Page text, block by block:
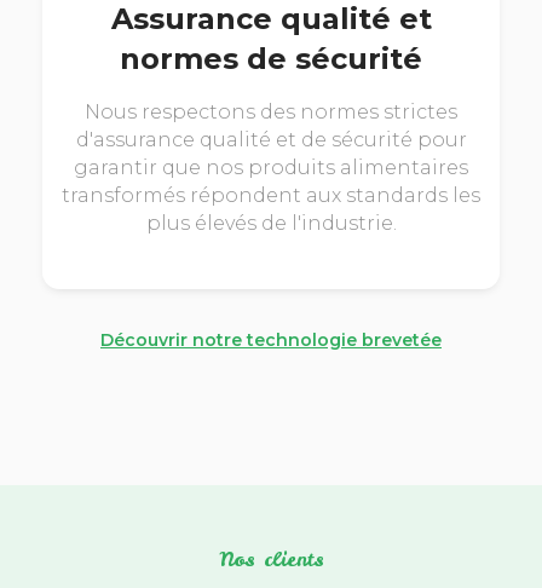
Assurance qualité et
normes de sécurité
Nous respectons des normes strictes
d'assurance qualité et de sécurité pour
garantir que nos produits alimentaires
transformés répondent aux standards les
plus élevés de l'industrie.
Découvrir notre technologie brevetée
Nos clients